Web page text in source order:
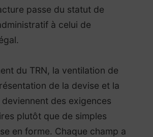
passe du statut de
à celui de
du TRN, la ventilation de
de la devise et la
des exigences
plutôt que de simples
en forme. Chaque champ a